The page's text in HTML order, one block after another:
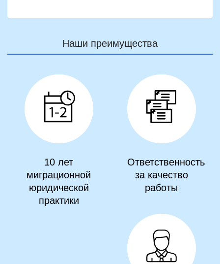
Наши преимущества
10 лет
миграционной
юридической
практики
Ответственность
за качество
работы